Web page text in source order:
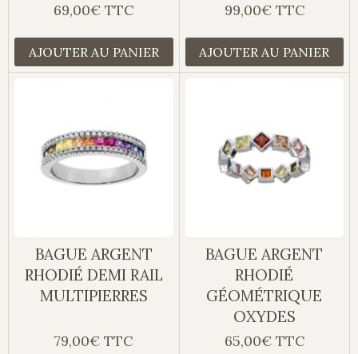
69,00€ TTC
AJOUTER AU PANIER
99,00€ TTC
AJOUTER AU PANIER
BAGUE ARGENT
RHODIÉ DEMI RAIL
MULTIPIERRES
79,00€ TTC
BAGUE ARGENT
RHODIÉ
GÉOMÉTRIQUE
OXYDES
65,00€ TTC